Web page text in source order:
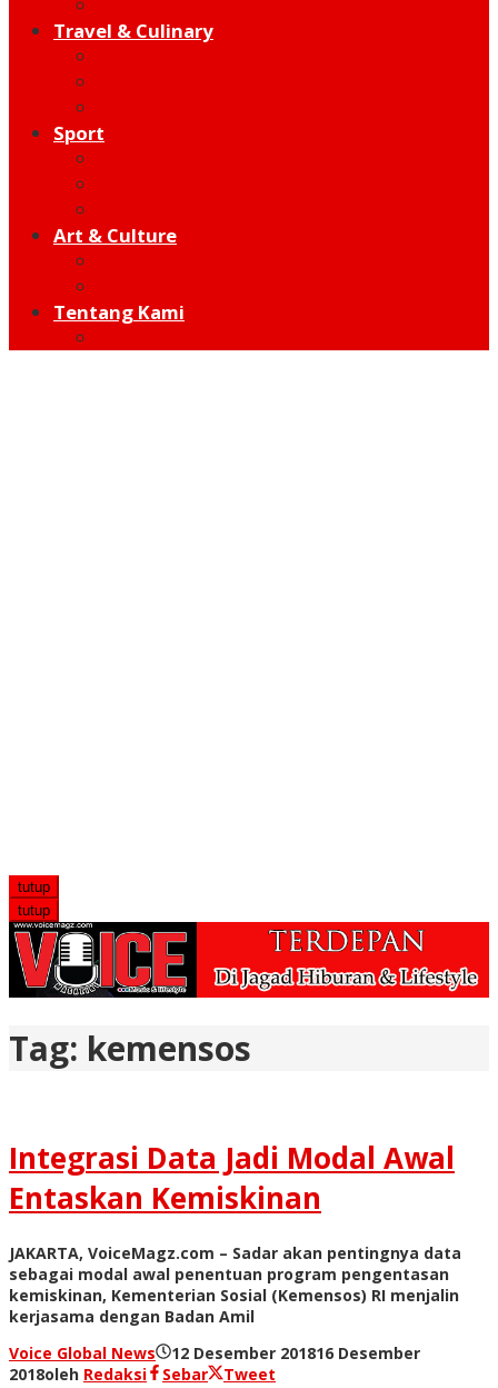
Travel & Culinary
Sport
Art & Culture
Tentang Kami
tutup
tutup
Tag: kemensos
Integrasi Data Jadi Modal Awal
Entaskan Kemiskinan
JAKARTA, VoiceMagz.com – Sadar akan pentingnya data
sebagai modal awal penentuan program pengentasan
kemiskinan, Kementerian Sosial (Kemensos) RI menjalin
kerjasama dengan Badan Amil
Voice Global News
12 Desember 201816 Desember
2018oleh Redaksi Sebar
Tweet